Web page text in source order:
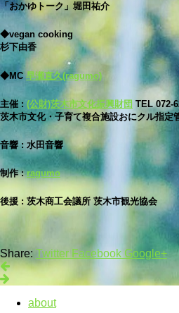
「おかゆトーク」堀田祐介
◆vegan cooking
杉下由香
◆MC早瀬直久(ragumo)
主催 : (公財)茨木市文化振興財団 TEL 072-
茨木市文化・子育て複合施設おにクル指定
音響 : 水田音響
制作 :ragumo
後援 : 茨木商工会議所 茨木市観光協会
Share: Twitter Facebook Google+
about